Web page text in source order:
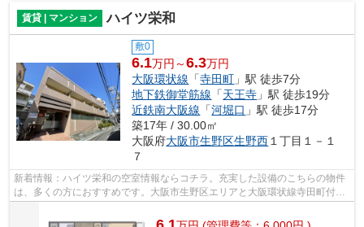
賃貸 | マンション ハイツ栄和
敷0
6.1万円～6.3万円
大阪環状線 「寺田町 」駅 徒歩7分
地下鉄御堂筋線 「天王寺 」駅 徒歩19分
近鉄南大阪線 「河堀口 」駅 徒歩17分
築17年 / 30.00㎡
大阪府大阪市生野区生野西 １丁目１－１
７
新着情報：ハイツ栄和の空室情報ならコチラ。充実した設備のこちらの物件
は、多くの方におすすめです。大阪市生野区エリアと大阪環状線寺田町付近
での賃貸マンション、賃貸アパートを...